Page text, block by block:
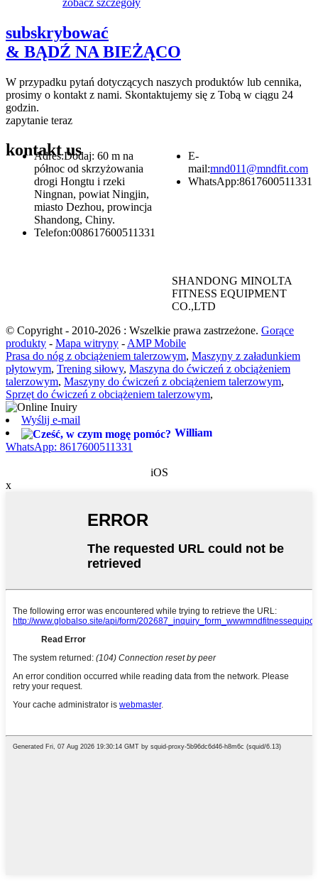
subskrybować
& BĄDŹ NA BIEŻĄCO
W przypadku pytań dotyczących naszych produktów lub cennika,
prosimy o kontakt z nami. Skontaktujemy się z Tobą w ciągu 24
godzin.
zapytanie teraz
kontaktus
Adres:Dodaj: 60 m na
północ od skrzyżowania
drogi Hongtu i rzeki
Ningnan, powiat Ningjin,
miasto Dezhou, prowincja
Shandong, Chiny.
Telefon:008617600511331
E-
mail:mnd011@mndfit.com
WhatsApp:8617600511331
SHANDONG MINOLTA
FITNESS EQUIPMENT
CO.,LTD
© Copyright - 2010-2026 : Wszelkie prawa zastrzeżone. Gorące
produkty - Mapa witryny - AMP Mobile
Prasa do nóg z obciążeniem talerzowym, Maszyny z załadunkiem
płytowym, Trening siłowy, Maszyna do ćwiczeń z obciążeniem
talerzowym, Maszyny do ćwiczeń z obciążeniem talerzowym,
Sprzęt do ćwiczeń z obciążeniem talerzowym,
Wyślij e-mail
William
WhatsApp: 8617600511331
iOS
x